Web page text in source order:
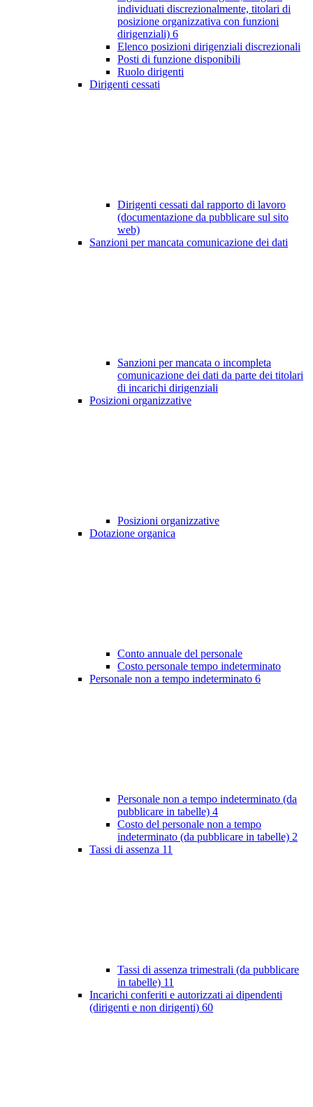
individuati discrezionalmente, titolari di
posizione organizzativa con funzioni
dirigenziali) 6
Elenco posizioni dirigenziali discrezionali
Posti di funzione disponibili
Ruolo dirigenti
Dirigenti cessati
Dirigenti cessati dal rapporto di lavoro
(documentazione da pubblicare sul sito
web)
Sanzioni per mancata comunicazione dei dati
Sanzioni per mancata o incompleta
comunicazione dei dati da parte dei titolari
di incarichi dirigenziali
Posizioni organizzative
Posizioni organizzative
Dotazione organica
Conto annuale del personale
Costo personale tempo indeterminato
Personale non a tempo indeterminato 6
Personale non a tempo indeterminato (da
pubblicare in tabelle) 4
Costo del personale non a tempo
indeterminato (da pubblicare in tabelle) 2
Tassi di assenza 11
Tassi di assenza trimestrali (da pubblicare
in tabelle) 11
Incarichi conferiti e autorizzati ai dipendenti
(dirigenti e non dirigenti) 60